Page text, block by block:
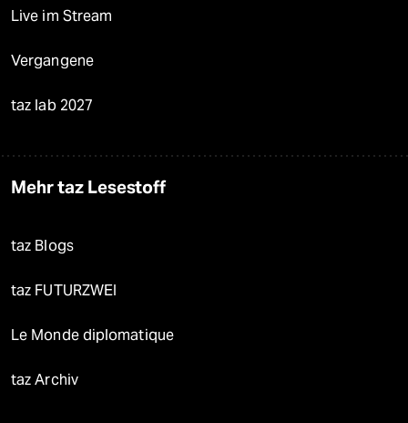
Live im Stream
Vergangene
taz lab 2027
Mehr taz Lesestoff
taz Blogs
taz FUTURZWEI
Le Monde diplomatique
taz Archiv